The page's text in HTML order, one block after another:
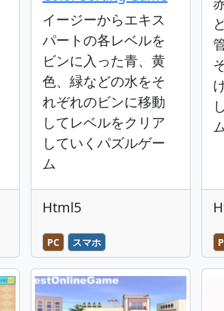
イージーからエキス
パートの各レベルを
ビンに入った青、黄
色、緑などの水をそ
れぞれのビンに移動
してレベルをクリア
していくパズルゲー
ム
Html5
PC スマホ